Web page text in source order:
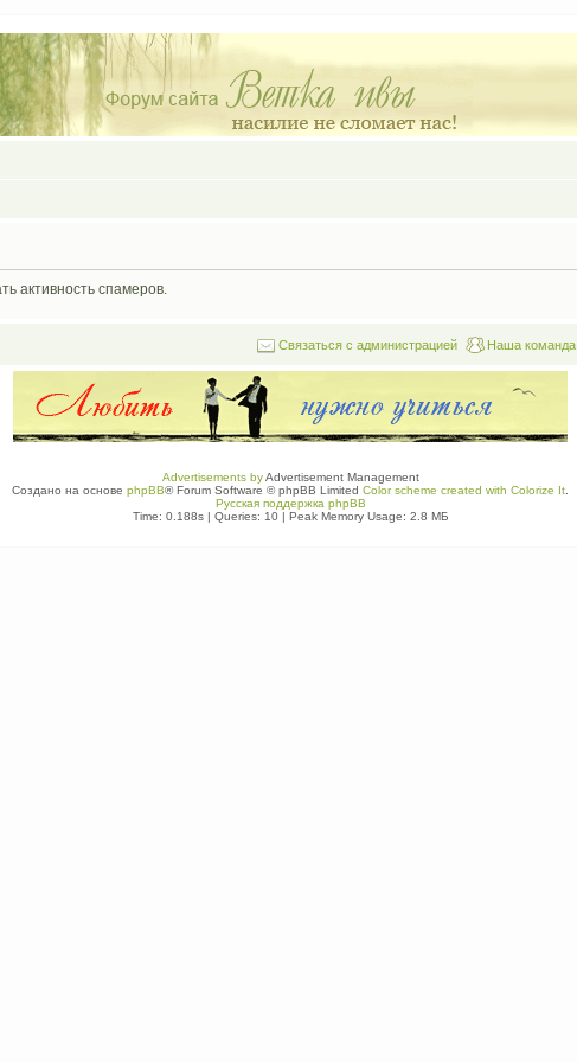
активность спамеров.
Наша команда
Связаться с администрацией
Advertisements byAdvertisement Management
Создано на основе phpBB® Forum Software © phpBB Limited Color scheme created with Colorize It
Русская поддержка phpBB
Time: 0.188s| Queries: 10| Peak Memory Usage: 2.8 МБ